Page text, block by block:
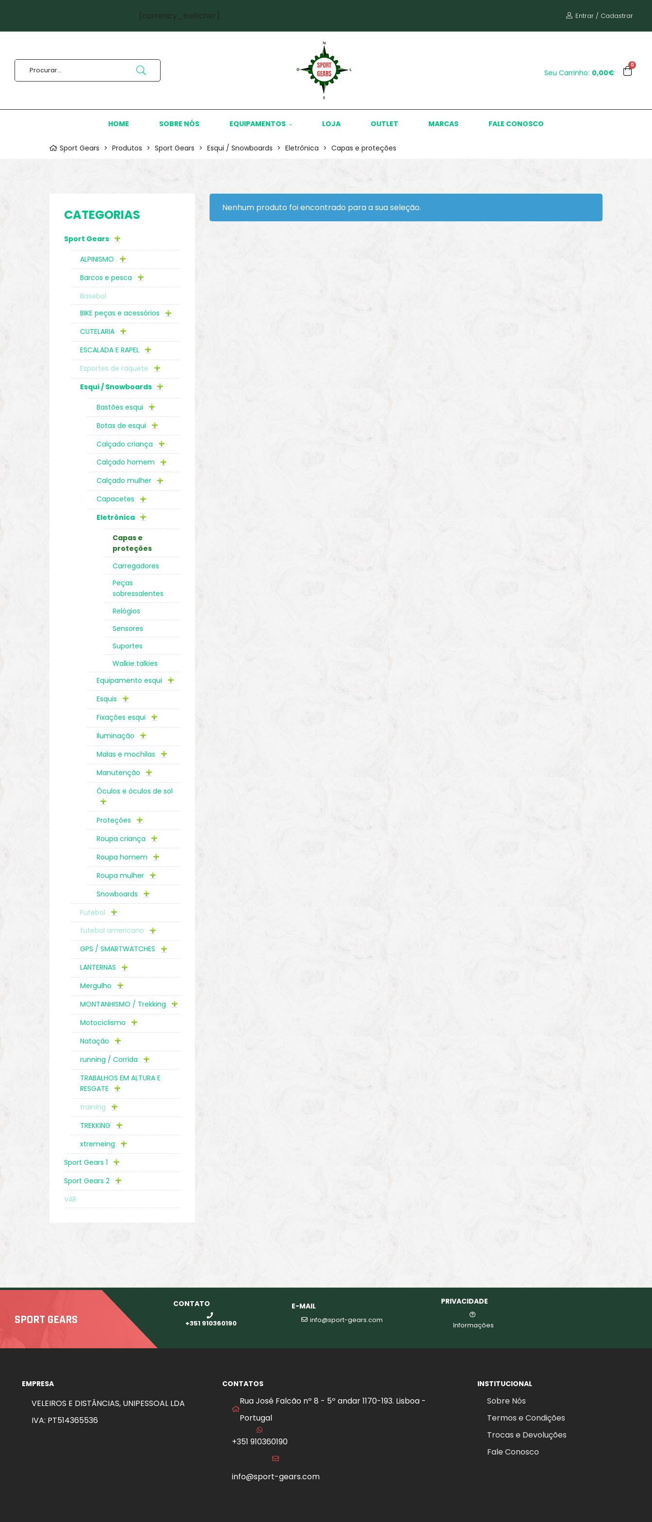
[currency_switcher] Entrar / Cadastrar
0
Seu Carrinho: 0,00€
HOME SOBRE NÓS EQUIPAMENTOS LOJA OUTLET MARCAS FALE CONOSCO
Sport Gears > Produtos > Sport Gears > Esqui / Snowboards > Eletrônica > Capas e proteções
Nenhum produto foi encontrado para a sua seleção.
CATEGORIAS
Sport Gears
ALPINISMO
Barcos e pesca
Basebol
BIKE peças e acessórios
CUTELARIA
ESCALADA E RAPEL
Esportes de raquete
Esqui / Snowboards
Bastões esqui
Botas de esqui
Calçado criança
Calçado homem
Calçado mulher
Capacetes
Eletrônica
Capas e
proteções
Carregadores
Peças
sobressalentes
Relógios
Sensores
Suportes
Walkie talkies
Equipamento esqui
Esquis
Fixações esqui
Iluminação
Malas e mochilas
Manutenção
Óculos e óculos de sol
Proteções
Roupa criança
Roupa homem
Roupa mulher
Snowboards
Futebol
futebol americano
GPS / SMARTWATCHES
LANTERNAS
Mergulho
MONTANHISMO / Trekking
Motociclismo
Natação
running / Corrida
TRABALHOS EM ALTURA E
RESGATE
training
TREKKING
xtremeing
Sport Gears 1
Sport Gears 2
VAR
SPORT GEARS
CONTATO
+351 910360190
E-MAIL
info@sport-gears.com
PRIVACIDADE
Informações
EMPRESA
VELEIROS E DISTÂNCIAS, UNIPESSOAL LDA
IVA: PT514365536
CONTATOS
Rua José Falcão nº 8 - 5º andar 1170-193. Lisboa -
Portugal
+351 910360190
info@sport-gears.com
INSTITUCIONAL
Sobre Nós
Termos e Condições
Trocas e Devoluções
Fale Conosco